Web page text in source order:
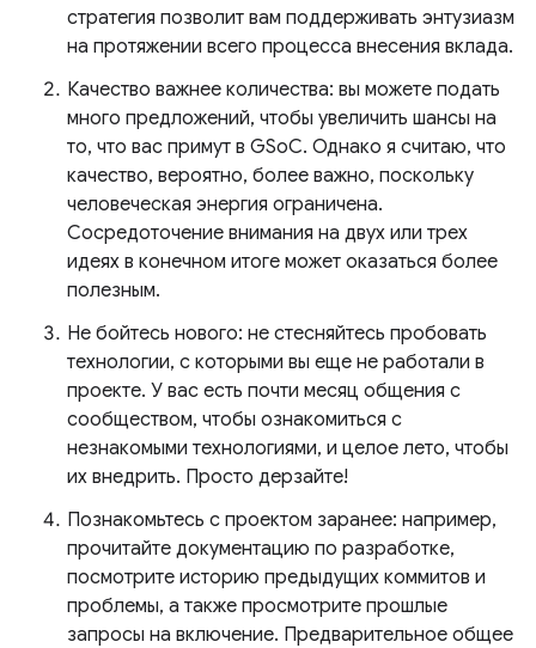
стратегия позволит вам поддерживать энтузиазм
на протяжении всего процесса внесения вклада.
Качество важнее количества: вы можете подать
много предложений, чтобы увеличить шансы на
то, что вас примут в GSoC. Однако я считаю, что
качество, вероятно, более важно, поскольку
человеческая энергия ограничена.
Сосредоточение внимания на двух или трех
идеях в конечном итоге может оказаться более
полезным.
Не бойтесь нового: не стесняйтесь пробовать
технологии, с которыми вы еще не работали в
проекте. У вас есть почти месяц общения с
сообществом, чтобы ознакомиться с
незнакомыми технологиями, и целое лето, чтобы
их внедрить. Просто дерзайте!
Познакомьтесь с проектом заранее: например,
прочитайте документацию по разработке,
посмотрите историю предыдущих коммитов и
проблемы, а также просмотрите прошлые
запросы на включение. Предварительное общее